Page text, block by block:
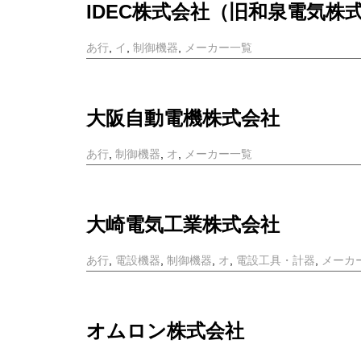
IDEC株式会社（旧和泉電気株式
あ行, イ, 制御機器, メーカー一覧
大阪自動電機株式会社
あ行 制御機器 オ メーカー一覧
大崎電気工業株式会社
あ行 電設機器 制御機器 オ 電設工具・計器 メーカ
オムロン株式会社